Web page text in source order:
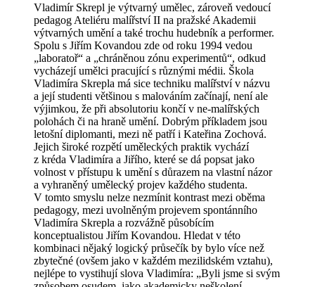
Vladimír Skrepl je výtvarný umělec, zároveň vedoucí
pedagog Ateliéru malířství II na pražské Akademii
výtvarných umění a také trochu hudebník a performer.
Spolu s Jiřím Kovandou zde od roku 1994 vedou
„laboratoř“ a „chráněnou zónu experimentů“, odkud
vycházejí umělci pracující s různými médii. Škola
Vladimíra Skrepla má sice techniku malířství v názvu
a její studenti většinou s malováním začínají, není ale
výjimkou, že při absolutoriu končí v ne-malířských
polohách či na hraně umění. Dobrým příkladem jsou
letošní diplomanti, mezi ně patří i Kateřina Zochová.
Jejich široké rozpětí uměleckých praktik vychází
z kréda Vladimíra a Jiřího, které se dá popsat jako
volnost v přístupu k umění s důrazem na vlastní názor
a vyhraněný umělecký projev každého studenta.
V tomto smyslu nelze nezmínit kontrast mezi oběma
pedagogy, mezi uvolněným projevem spontánního
Vladimíra Skrepla a rozvážně působícím
konceptualistou Jiřím Kovandou. Hledat v této
kombinaci nějaký logický průsečík by bylo více než
zbytečné (ovšem jako v každém mezilidském vztahu),
nejlépe to vystihují slova Vladimíra: „Byli jsme si svým